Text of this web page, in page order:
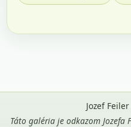
Jozef
Táto galéria je odkazom